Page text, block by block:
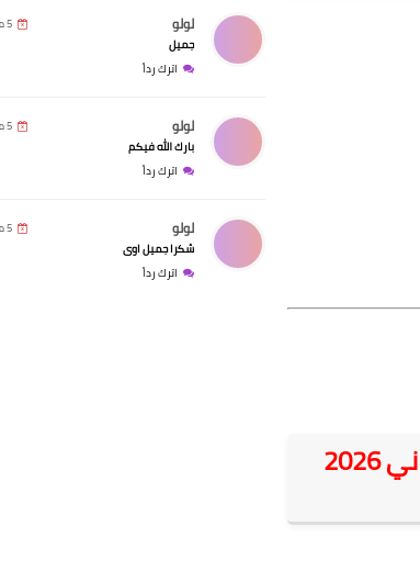
⬇️ تحميل كراسة واجب اللغة الإنجليزية الصف الثاني الابتدائي الترم الثاني 2026
لولو 5 مارس 2026 في 9:24 ص
جميل
اترك رداً
لولو 5 مارس 2026 في 9:23 ص
بارك الله فيكم
اترك رداً
لولو 5 مارس 2026 في 9:21 ص
شكرا جميل اوى
اترك رداً